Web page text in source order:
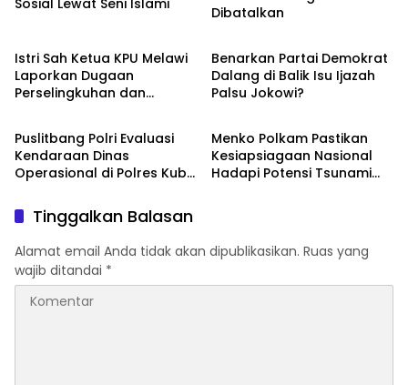
Sosial Lewat Seni Islami
Dibatalkan
Istri Sah Ketua KPU Melawi
Laporkan Dugaan
Perselingkuhan dan
BERITA
Benarkan Partai Demokrat
Dalang di Balik Isu Ijazah
Palsu Jokowi?
BERITA
Puslitbang Polri Evaluasi
Kendaraan Dinas
Operasional di Polres Kubu
BERITA
Menko Polkam Pastikan
Kesiapsiagaan Nasional
Hadapi Potensi Tsunami
Tinggalkan Balasan
Alamat email Anda tidak akan dipublikasikan. Ruas yang
wajib ditandai *